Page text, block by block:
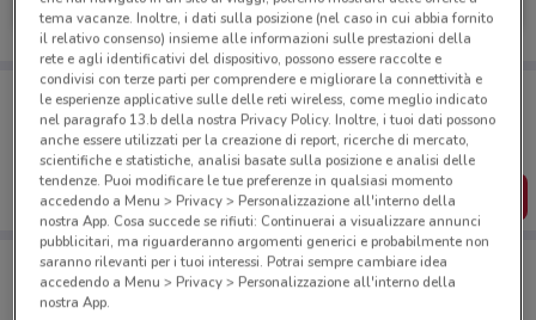
Scade il 22/09 524 m
Porta DoveConviene sempre con te!
Puoi trovare le migliori offerte dei negozi vicino a te,
salvarle e creare la tua lista del risparmio, comodamente
dal tuo cellulare.
SCARICA L’APP
Negozi Douglas a Roma
tema vacanze. Inoltre, i dati sulla posizione (nel caso in cui abbia fornito
il relativo consenso) insieme alle informazioni sulle prestazioni della
rete e agli identificativi del dispositivo, possono essere raccolte e
condivisi con terze parti per comprendere e migliorare la connettività e
le esperienze applicative sulle delle reti wireless, come meglio indicato
nel paragrafo 13.b della nostra Privacy Policy. Inoltre, i tuoi dati possono
anche essere utilizzati per la creazione di report, ricerche di mercato,
scientifiche e statistiche, analisi basate sulla posizione e analisi delle
tendenze. Puoi modificare le tue preferenze in qualsiasi momento
accedendo a Menu > Privacy > Personalizzazione all'interno della
nostra App. Cosa succede se rifiuti: Continuerai a visualizzare annunci
pubblicitari, ma riguarderanno argomenti generici e probabilmente non
saranno rilevanti per i tuoi interessi. Potrai sempre cambiare idea
accedendo a Menu > Privacy > Personalizzazione all'interno della
nostra App.